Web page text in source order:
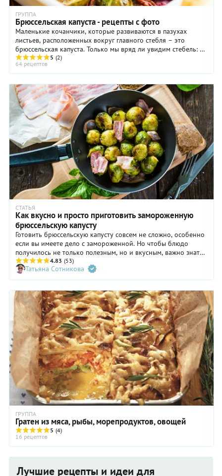
ГРУППА
Брюссельская капуста - рецепты с фото
Маленькие кочанчики, которые развиваются в пазухах
листьев, расположенных вокруг главного стебля – это
брюссельская капуста. Только мы вряд ли увидим стебель: в
продажу поступают только ...
5 (2)
64 рецептов
СТАТЬЯ
Как вкусно и просто приготовить замороженную
брюссельскую капусту
Готовить брюссельскую капусту совсем не сложно, особенно
если вы имеете дело с замороженной. Но чтобы блюдо
получилось не только полезным, но и вкусным, важно знать
некоторые тонкости.
4.83 (53)
Татьяна Сотникова
ГРУППА
Гратен из мяса, рыбы, морепродуктов, овощей
5 (4)
16 рецептов
Лучшие рецепты и идеи для